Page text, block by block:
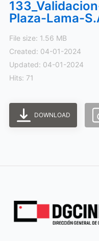
Plaza-Lama-
File size: 1.56 MB
Created: 04-01-2024
Updated: 04-01-2024
Hits: 71
DOWNLOAD